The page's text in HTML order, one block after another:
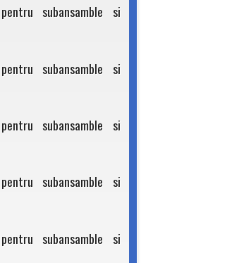
pentru subansamble si
pentru subansamble si
pentru subansamble si
pentru subansamble si
pentru subansamble si